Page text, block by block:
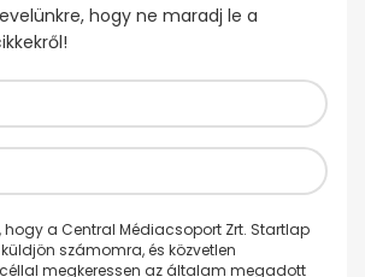
hogy ne maradj le a
hogy a Central Médiacsoport Zrt. Startlap
számomra, és közvetlen
céllal megkeressen az általam megadott